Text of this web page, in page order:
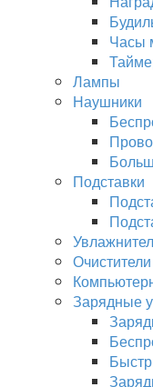
Часы
Лампы
Наушники
Подставки
Зарядные